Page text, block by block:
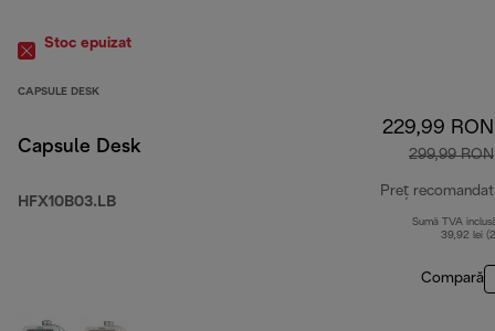
Stoc epuizat
CAPSULE DESK
Capsule Desk
HFX10B03.LB
229,99 RON
299,99 RON
Preț recomandat
Sumă TVA
39,92 lei
Compară